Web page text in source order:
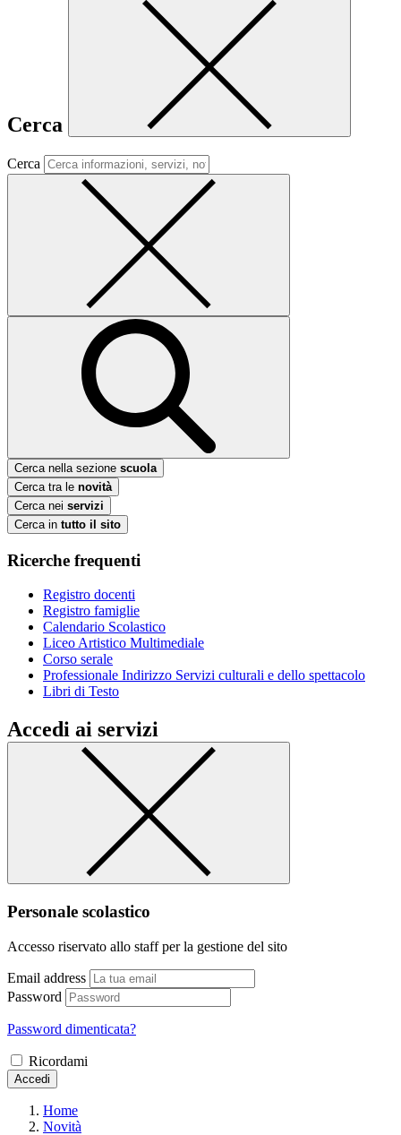
Cerca
Cerca
Cerca nella sezione scuola
Cerca tra le novità
Cerca nei servizi
Cerca in tutto il sito
Ricerche frequenti
Registro docenti
Registro famiglie
Calendario Scolastico
Liceo Artistico Multimediale
Corso serale
Professionale Indirizzo Servizi culturali e dello spettacolo
Libri di Testo
Accedi ai servizi
Personale scolastico
Accesso riservato allo staff per la gestione del sito
Email address
Password
Password dimenticata?
Ricordami
Accedi
Home
Novità